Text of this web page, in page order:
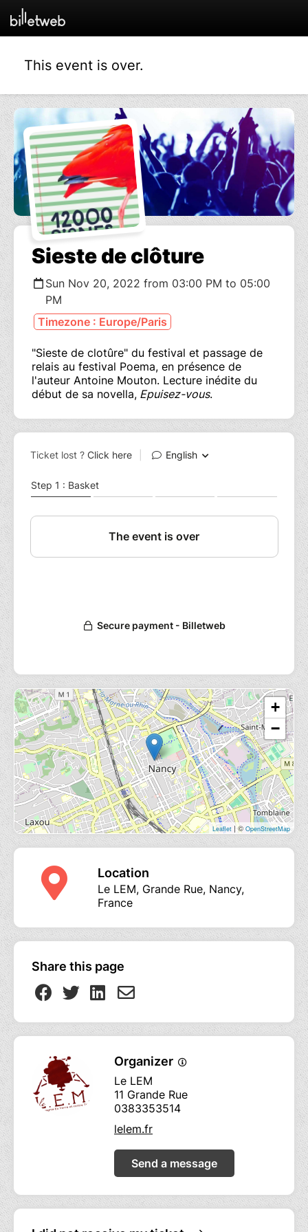
This event is over.
Sieste de clôture
Sun Nov 20, 2022 from 03:00 PM to 05:00
PM
Timezone : Europe/Paris
"Sieste de clotûre" du festival et passage de
relais au festival Poema, en présence de
l'auteur Antoine Mouton. Lecture inédite du
début de sa novella, Epuisez-vous.
+
−
Leaflet | © OpenStreetMap
Location
Le LEM, Grande Rue, Nancy,
France
Share this page
Organizer
Le LEM
11 Grande Rue
0383353514
lelem.fr
Send a message